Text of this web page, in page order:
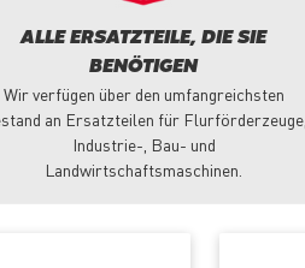
ALLE ERSATZTEILE, DIE SIE
BENÖTIGEN
Wir verfügen über den umfangreichsten
an Ersatzteilen für Flurförderzeuge,
Industrie-, Bau- und
Landwirtschaftsmaschinen.